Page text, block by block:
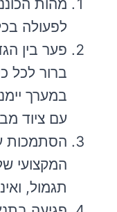
מהות
לפעולה
פער בין
ברור לכל
במערך
עם ציוד
הסתמכות
המקצועי
תגמול,